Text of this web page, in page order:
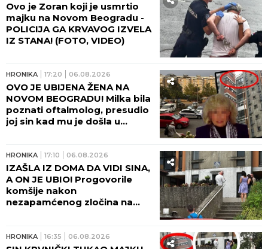
Ovo je Zoran koji je usmrtio
majku na Novom Beogradu -
POLICIJA GA KRVAVOG IZVELA
IZ STANA! (FOTO, VIDEO)
HRONIKA 17:20 06.08.2026
OVO JE UBIJENA ŽENA NA
NOVOM BEOGRADU! Milka bila
poznati oftalmolog, presudio
joj sin kad mu je došla u
HRONIKA 17:10 06.08.2026
IZAŠLA IZ DOMA DA VIDI SINA,
A ON JE UBIO! Progovorile
komšije nakon
nezapamćenog zločina na
HRONIKA 16:35 06.08.2026